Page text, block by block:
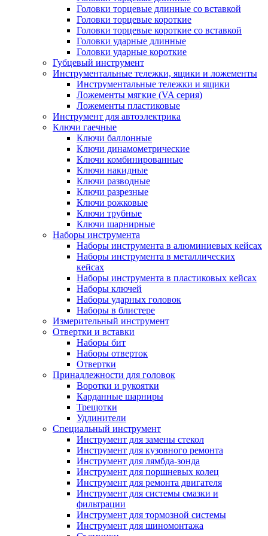
Головки торцевые длинные со вставкой
Головки торцевые короткие
Головки торцевые короткие со вставкой
Головки ударные длинные
Головки ударные короткие
Губцевый инструмент
Инструментальные тележки, ящики и ложементы
Инструментальные тележки и ящики
Ложементы мягкие (VA серия)
Ложементы пластиковые
Инструмент для автоэлектрика
Ключи гаечные
Ключи баллонные
Ключи динамометрические
Ключи комбинированные
Ключи накидные
Ключи разводные
Ключи разрезные
Ключи рожковые
Ключи трубные
Ключи шарнирные
Наборы инструмента
Наборы инструмента в алюминиевых кейсах
Наборы инструмента в металлических
кейсах
Наборы инструмента в пластиковых кейсах
Наборы ключей
Наборы ударных головок
Наборы в блистере
Измерительный инструмент
Отвертки и вставки
Наборы бит
Наборы отверток
Отвертки
Принадлежности для головок
Воротки и рукоятки
Карданные шарниры
Трещотки
Удлинители
Специальный инструмент
Инструмент для замены стекол
Инструмент для кузовного ремонта
Инструмент для лямбда-зонда
Инструмент для поршневых колец
Инструмент для ремонта двигателя
Инструмент для системы смазки и
фильтрации
Инструмент для тормозной системы
Инструмент для шиномонтажа